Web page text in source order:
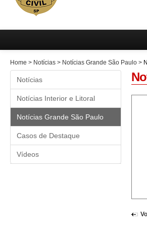
Home > Notícias > Notícias Grande São Paulo >
Notícias
Notícias Interior e Litoral
Notícias Grande São Paulo
Casos de Destaque
Vídeos